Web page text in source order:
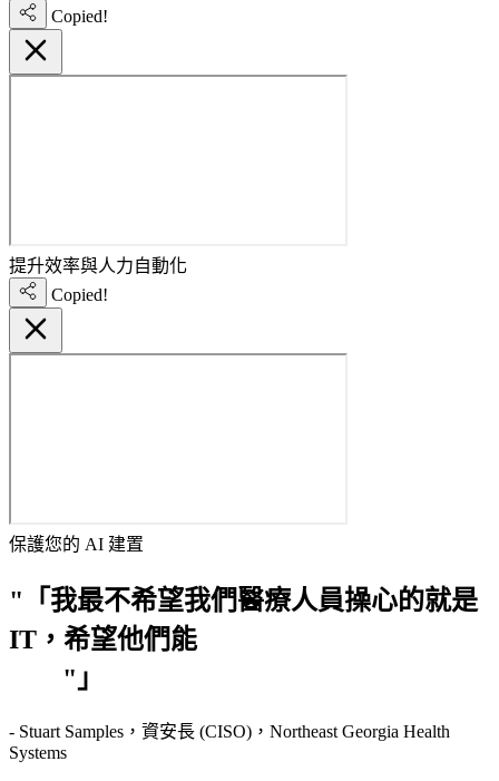
Copied!
提升效率與人力自動化
Copied!
保護您的 AI 建置
"「我最不希望我們醫療人員操心的就是
IT，希望他們能專注在提供病患醫
"」
- Stuart Samples，資安長 (CISO)，Northeast Georgia Health
Systems